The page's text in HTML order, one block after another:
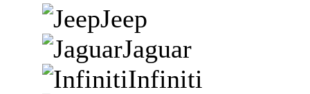
Jeep
Jaguar
Infiniti